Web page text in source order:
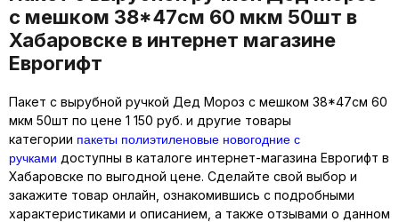
с мешком 38*47см 60 мкм 50шт в
Хабаровске в интернет магазине
Еврогифт
Пакет с вырубной ручкой Дед Мороз с мешком 38*47см 60
мкм 50шт по цене 1 150 руб. и другие товары
категории пакеты полиэтиленовые новогодние с
ручками доступны в каталоге интернет-магазина Еврогифт в
Хабаровске по выгодной цене. Сделайте свой выбор и
закажите товар онлайн, ознакомившись с подробными
характеристиками и описанием, а также отзывами о данном